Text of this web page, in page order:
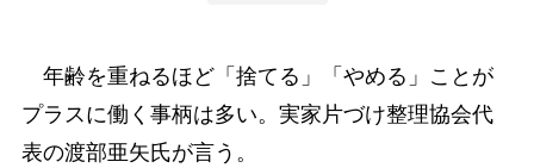
年齢を重ねるほど「捨てる」「やめる」ことが
プラスに働く事柄は多い。実家片づけ整理協会代
表の渡部亜矢氏が言う。